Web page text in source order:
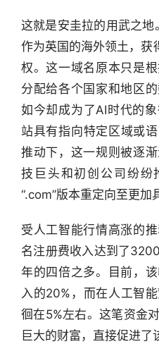
这就是安圭拉的用武之
作为英国的海外领土，获
权。这一域名原本只是
分配给各个国家和地区
如今却成为了AI时代的
站具有指向特定区域或
推动下，这一规则被逐
技巨头和初创公司纷纷
“.com”版本重定向至更加
受人工智能行情高涨的
名注册费收入达到了
年的四倍之多。目前，
入的20%，而在人工智
徊在5%左右。这笔资金
巨大的财富，直接促进了